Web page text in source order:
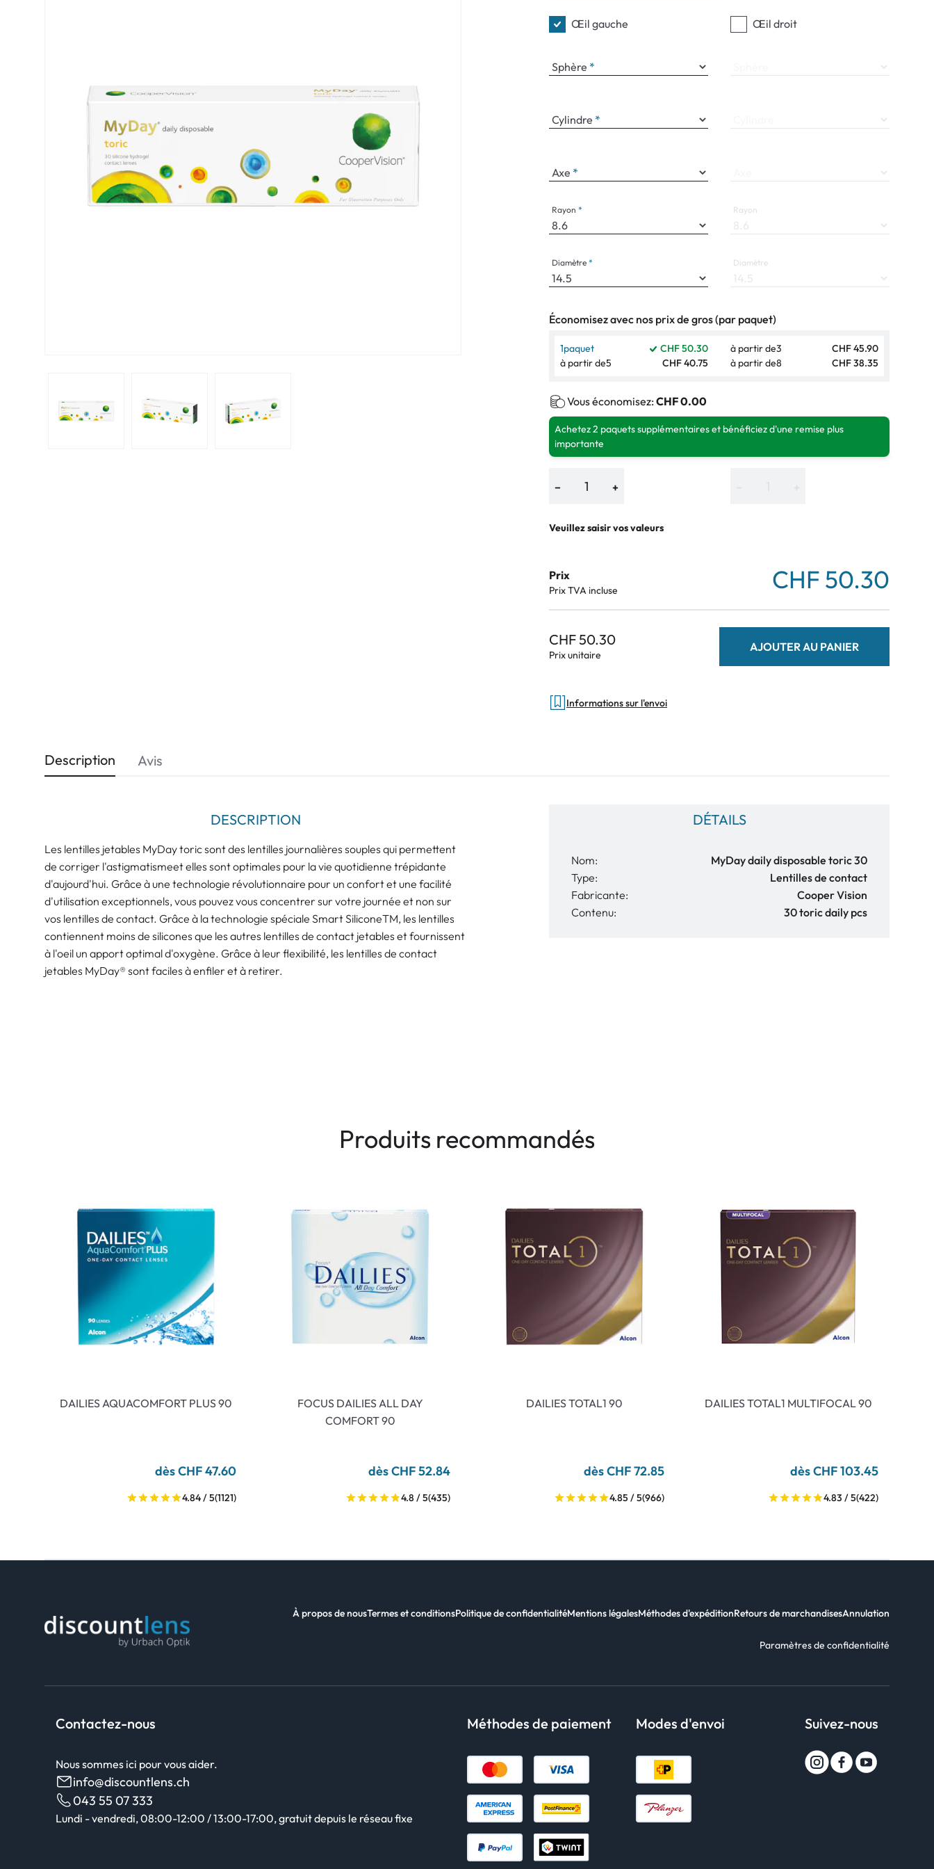
Biofinity
SofLens
Œil gauche
Sphère
Cylindre
Axe
Rayon
Diamètre
Œil droit
Rayon
Diamètre
Économisez avec nos prix de gros (par paquet)
1paquet CHF 50.30 à partir de3
CHF 45.90
à partir de5 CHF 40.75 à partir de8 CHF 38.35
Vous économisez: CHF 0.00
Achetez 2 paquets supplémentaires et bénéficiez d'une remise plus
importante
− +
Veuillez saisir vos valeurs
Prix
Prix TVA incluse CHF 50.30
CHF 50.30
Prix unitaire
AJOUTER AU PANIER
Informations sur l'envoi
Description
DESCRIPTION
Les lentilles jetables MyDay toric sont des lentilles journalières souples qui permettent
de corriger l'astigmatismeet elles sont optimales pour la vie quotidienne trépidante
d'aujourd'hui. Grâce à une technologie révolutionnaire pour un confort et une facilité
d'utilisation exceptionnels, vous pouvez vous concentrer sur votre journée et non sur
vos lentilles de contact. Grâce à la technologie spéciale Smart SiliconeTM, les lentilles
contiennent moins de silicones que les autres lentilles de contact jetables et fournissent
à l'oeil un apport optimal d'oxygène. Grâce à leur flexibilité, les lentilles de contact
jetables MyDay® sont faciles à enfiler et à retirer.
DÉTAILS
Nom:
MyDay daily disposable toric 30
Type:
Lentilles de contact
Fabricante:
Cooper Vision
Contenu:
30 toric daily pcs
Avis
Produits recommandés
DAILIES AQUACOMFORT PLUS 90
dès CHF 47.60
4.84 / 5(1121)
FOCUS DAILIES ALL DAY
COMFORT 90
dès CHF 52.84
4.8 / 5(435)
DAILIES TOTAL1 90
dès CHF 72.85
4.85 / 5(966)
DAILIES TOTAL1 MULTIFOCAL 90
dès CHF 103.45
4.83 / 5(422)
À propos de nousTermes et conditionsPolitique de confidentialitéMentions légalesMéthodes d'expéditionRetours de marchandisesAnnulation
Paramètres de confidentialité
Contactez-nous
Nous sommes ici pour vous aider.
info@discountlens.ch
043 55 07 333
Lundi - vendredi, 08:00-12:00 / 13:00-17:00, gratuit depuis le réseau fixe
Méthodes de paiement Modes d'envoi Suivez-nous